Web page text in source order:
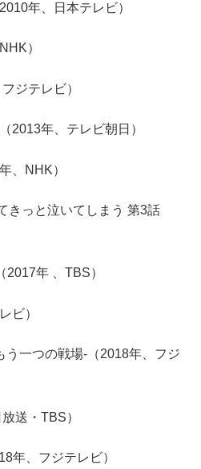
年、日本テレビ）
）
ジテレビ）
2013年、テレビ朝日）
、NHK）
きっと泣いてしまう 第3話
2017年 、TBS）
ビ）
う一つの戦場-（2018年、フジ
送・TBS）
年、フジテレビ）